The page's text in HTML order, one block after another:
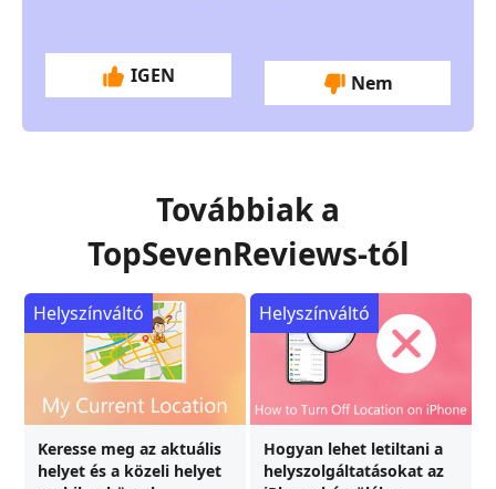
IGEN Nem
Továbbiak a
TopSevenReviews-tól
Keresse meg az aktuális
helyet és a közeli helyet
Helyszínváltó
Hogyan lehet letiltani a
helyszolgáltatásokat az
Helyszínváltó